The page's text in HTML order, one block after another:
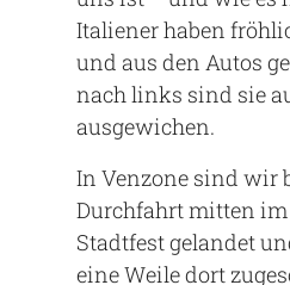
Italiener haben
und aus den Autos
nach links sind sie
ausgewichen.
In Venzone sind wir
Durchfahrt mitten
Stadtfest gelandet
eine Weile dort